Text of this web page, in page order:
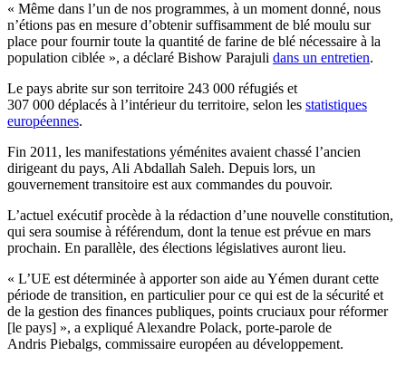
« Même dans l’un de nos programmes, à un moment donné, nous
n’étions pas en mesure d’obtenir suffisamment de blé moulu sur
place pour fournir toute la quantité de farine de blé nécessaire à la
population ciblée », a déclaré Bishow Parajuli dans un entretien.
Le pays abrite sur son territoire 243 000 réfugiés et
307 000 déplacés à l’intérieur du territoire, selon les statistiques
européennes.
Fin 2011, les manifestations yéménites avaient chassé l’ancien
dirigeant du pays, Ali Abdallah Saleh. Depuis lors, un
gouvernement transitoire est aux commandes du pouvoir.
L’actuel exécutif procède à la rédaction d’une nouvelle constitution,
qui sera soumise à référendum, dont la tenue est prévue en mars
prochain. En parallèle, des élections législatives auront lieu.
« L’UE est déterminée à apporter son aide au Yémen durant cette
période de transition, en particulier pour ce qui est de la sécurité et
de la gestion des finances publiques, points cruciaux pour réformer
[le pays] », a expliqué Alexandre Polack, porte-parole de
Andris Piebalgs, commissaire européen au développement.